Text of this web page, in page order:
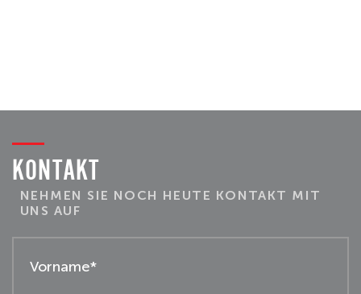
KONTAKT
NEHMEN SIE NOCH HEUTE KONTAKT MIT
UNS AUF